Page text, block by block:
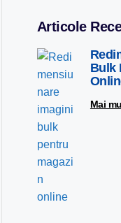
Articole
Bulk
Mai